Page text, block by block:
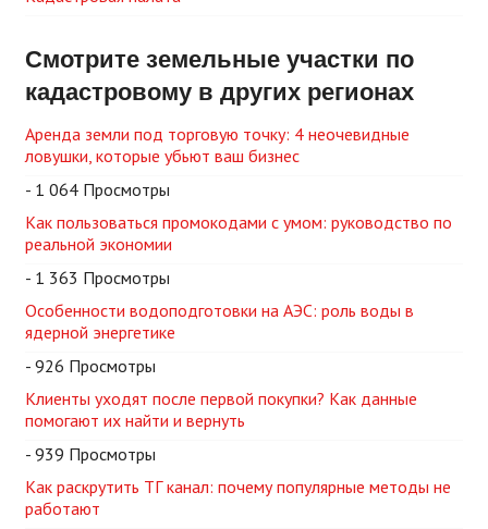
Смотрите земельные участки по
кадастровому в других регионах
Аренда земли под торговую точку: 4 неочевидные
ловушки, которые убьют ваш бизнес
- 1 064 Просмотры
Как пользоваться промокодами с умом: руководство по
реальной экономии
- 1 363 Просмотры
Особенности водоподготовки на АЭС: роль воды в
ядерной энергетике
- 926 Просмотры
Клиенты уходят после первой покупки? Как данные
помогают их найти и вернуть
- 939 Просмотры
Как раскрутить ТГ канал: почему популярные методы не
работают